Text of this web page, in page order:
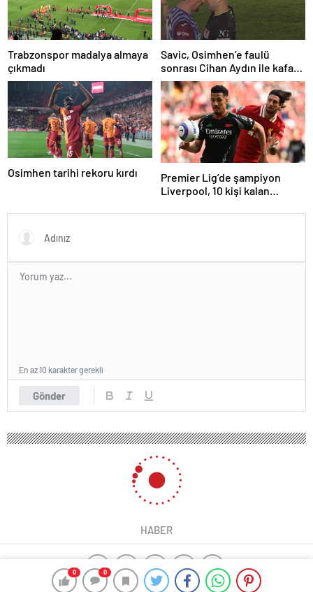
0 0
Trabzonspor madalya almaya
çıkmadı
Savic, Osimhen’e faulü
sonrası Cihan Aydın ile kafa
kafaya geldi!
Osimhen tarihi rekoru kırdı
Premier Lig’de şampiyon
Liverpool, 10 kişi kalan
Gönder
En az 10 karakter gerekli
HABER